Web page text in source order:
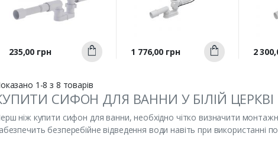
перегляд
Ціна
235,00 грн Купити
Швидкий
перегляд
Ціна
1 776,00 грн Купити
Ціна
2
1-8 з 8 товарів
СИФОН ДЛЯ ВАННИ У БІЛІЙ ЦЕРКВІ
ніж купити сифон для ванни, необхідно чітко визначити
безперебійне відведення води навіть при використанні